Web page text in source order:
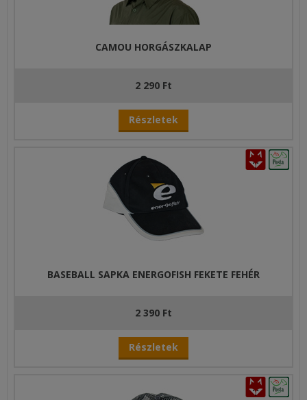
CAMOU HORGÁSZKALAP
2 290 Ft
Részletek
BASEBALL SAPKA ENERGOFISH FEKETE FEHÉR
2 390 Ft
Részletek